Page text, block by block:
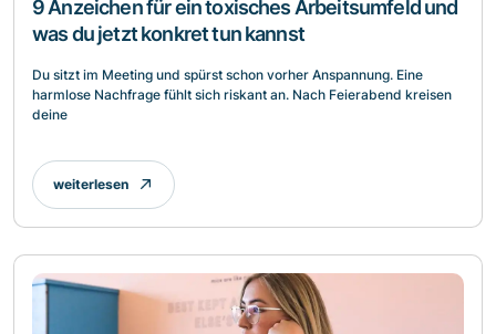
9 Anzeichen für ein toxisches Arbeitsumfeld und
was du jetzt konkret tun kannst
Du sitzt im Meeting und spürst schon vorher Anspannung. Eine
harmlose Nachfrage fühlt sich riskant an. Nach Feierabend kreisen
deine
weiterlesen